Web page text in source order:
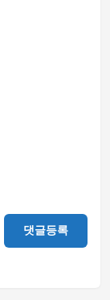
댓글등록